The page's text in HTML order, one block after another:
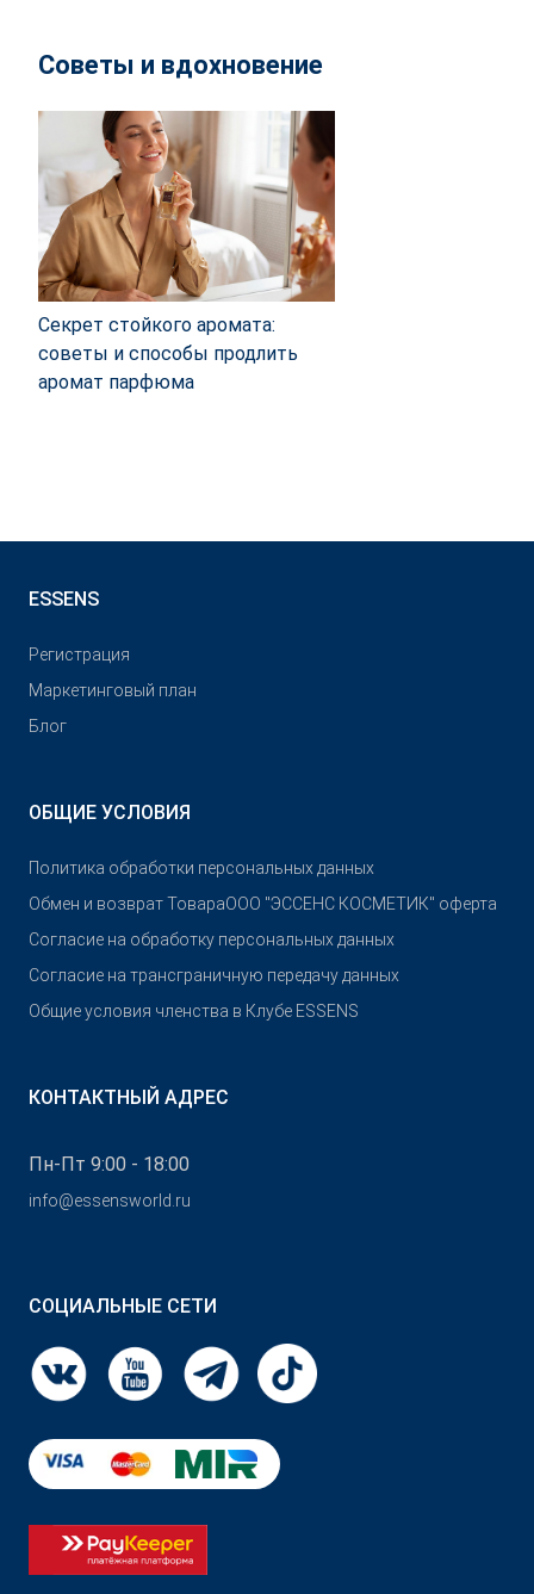
Советы и вдохновение
Секрет стойкого аромата:
советы и способы продлить
аромат парфюма
ESSENS
Pегистрация
Маркетинговый план
Блог
ОБЩИЕ УСЛОВИЯ
Политика обработки персональных данных
Обмен и возврат ТовараOOO "ЭССЕНС КОСМЕТИК" оферта
Согласие на обработку персональных данных
Согласие на трансграничную передачу данных
Общие условия членства в Клубе ESSENS
КОНТАКТНЫЙ АДРЕС
Пн-Пт 9:00 - 18:00
info@essensworld.ru
СОЦИАЛЬНЫЕ СЕТИ